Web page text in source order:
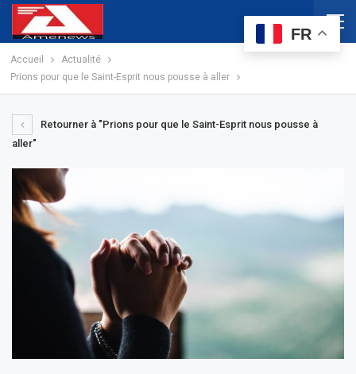
Accueil
Actualité
Prions pour que le Saint-Esprit nous pousse à aller
Retourner à "Prions pour que le Saint-Esprit nous pousse à
aller"
FR